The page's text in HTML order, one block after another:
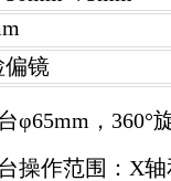
偏镜
φ65mm，360°
操作范围：X轴